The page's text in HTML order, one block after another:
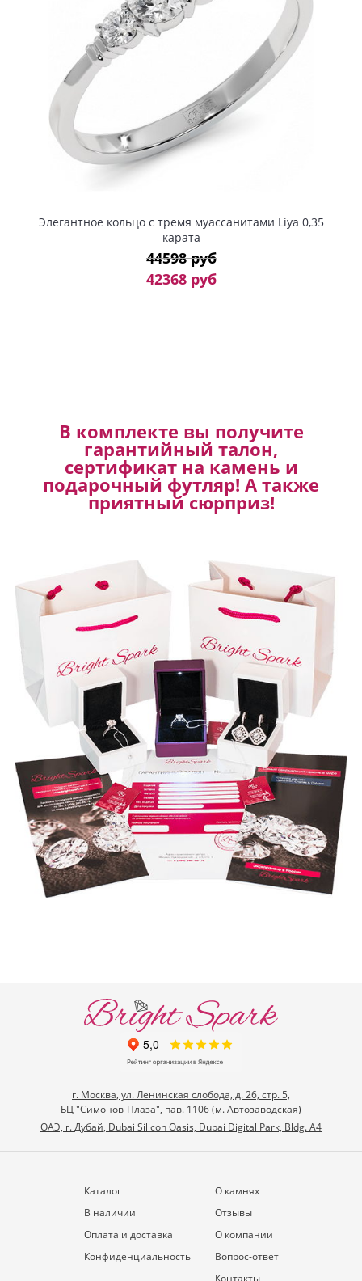
Элегантное кольцо с тремя муассанитами Liya 0,35
карата
44598 руб
42368 руб
В комплекте вы получите
гарантийный талон,
сертификат на камень и
подарочный футляр! А также
приятный сюрприз!
г. Москва, ул. Ленинская слобода, д. 26, стр. 5,
БЦ "Симонов-Плаза", пав. 1106 (м. Автозаводская)
ОАЭ, г. Дубай, Dubai Silicon Oasis, Dubai Digital Park, Bldg. A4
Каталог
В наличии
Оплата и доставка
Конфиденциальность
О камнях
Отзывы
О компании
Вопрос-ответ